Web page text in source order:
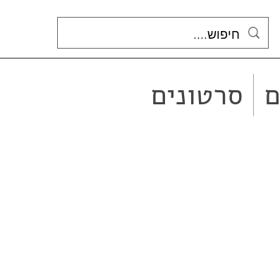
סרטונים